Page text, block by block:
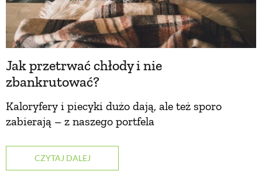
Jak przetrwać chłody i nie
zbankrutować?
Kaloryfery i piecyki dużo dają, ale też sporo
zabierają – z naszego portfela
CZYTAJ DALEJ
DLA DOMU
EKO ŻYCIE
ZWIERZĘTA DOMOWE
ZWIERZĘTA W NATURZE